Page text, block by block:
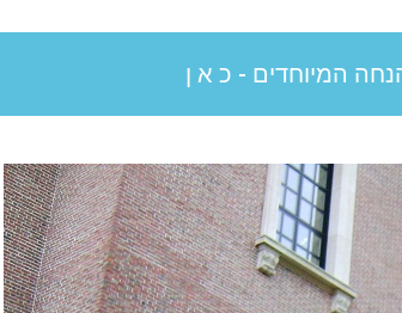
המיוחדים - כ א ן